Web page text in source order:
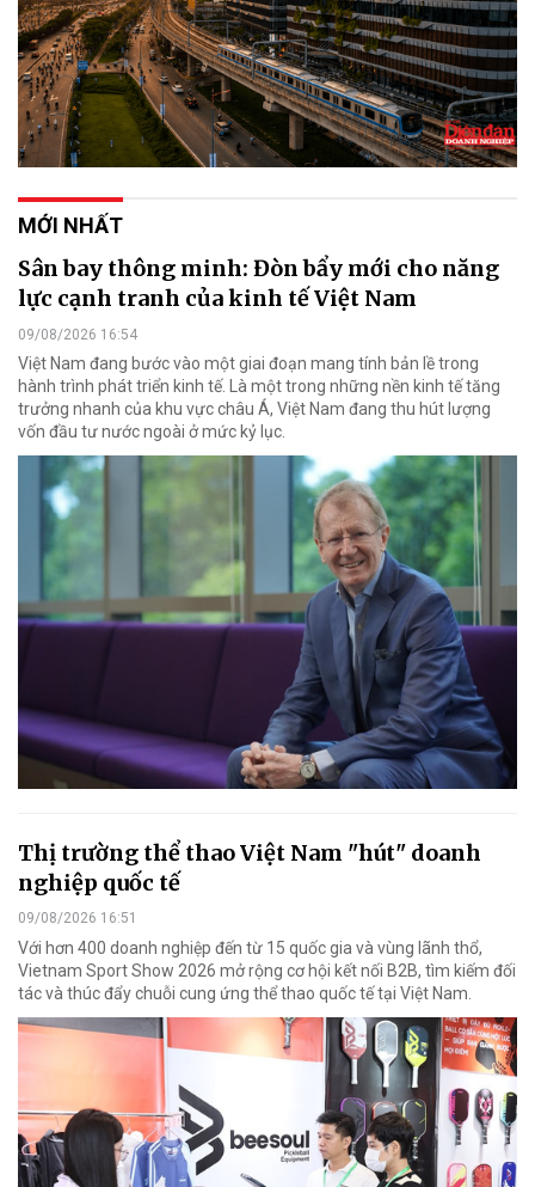
MỚI NHẤT
Sân bay thông minh: Đòn bẩy mới cho năng
lực cạnh tranh của kinh tế Việt Nam
09/08/2026 16:54
Việt Nam đang bước vào một giai đoạn mang tính bản lề trong
hành trình phát triển kinh tế. Là một trong những nền kinh tế tăng
trưởng nhanh của khu vực châu Á, Việt Nam đang thu hút lượng
vốn đầu tư nước ngoài ở mức kỷ lục.
Thị trường thể thao Việt Nam "hút" doanh
nghiệp quốc tế
09/08/2026 16:51
Với hơn 400 doanh nghiệp đến từ 15 quốc gia và vùng lãnh thổ,
Vietnam Sport Show 2026 mở rộng cơ hội kết nối B2B, tìm kiếm đối
tác và thúc đẩy chuỗi cung ứng thể thao quốc tế tại Việt Nam.